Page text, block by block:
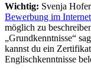
Wichtig: Svenja
Bewerbung im Internet
möglich zu
„Grundkenntnisse“
kannst du ein
Englischkenntnisse